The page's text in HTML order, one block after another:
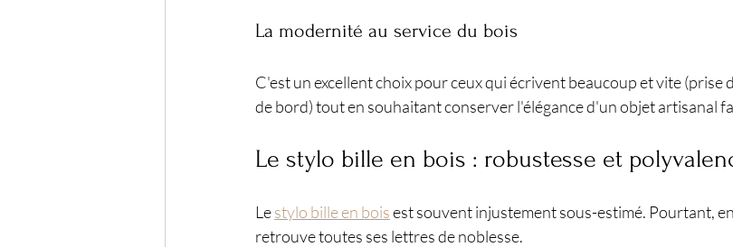
La modernité au service du bois
C'est un excellent choix pour ceux qui écrivent beaucoup et vite (prise
de bord) tout en souhaitant conserver l'élégance d'un objet artisanal
Le stylo bille en bois : robustesse et
Le stylo bille en bois est souvent injustement sous-estimé. Pourtant,
retrouve toutes ses lettres de noblesse.